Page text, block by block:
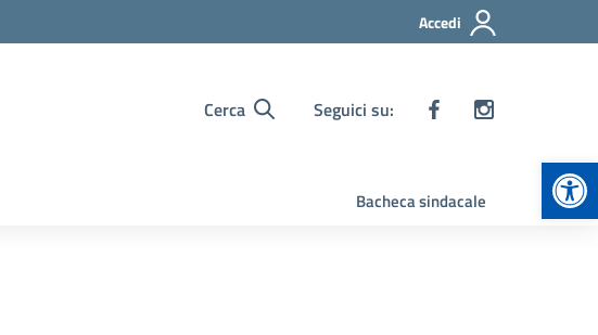
Accedi
Cerca Seguici su:
Bacheca sindacale